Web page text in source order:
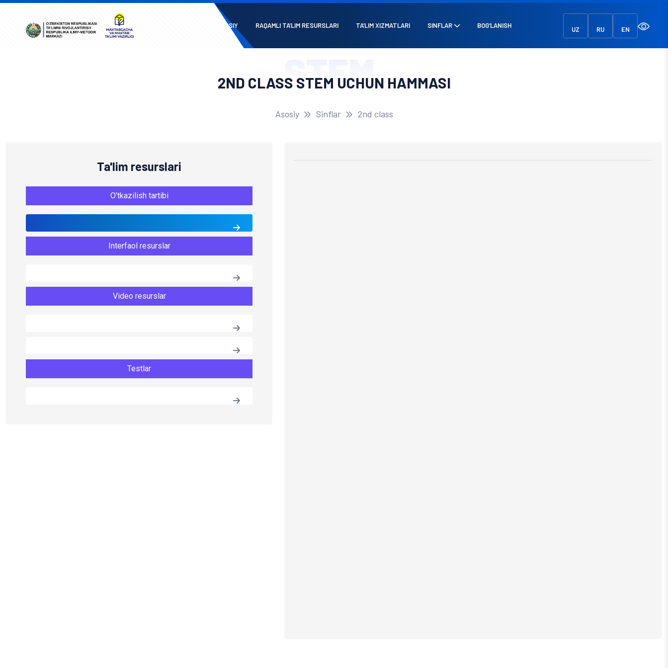
ASOSIY RAQAMLI TA’LIM RESURSLARI TA’LIM XIZMATLARI SINFLAR BOG‘LANISH UZ RU EN
STEM
2ND CLASS STEM UCHUN HAMMASI
Asosiy Sinflar 2nd class
Ta'lim resurslari
O'tkazilish tartibi
Interfaol resurslar
Video resurslar
Testlar